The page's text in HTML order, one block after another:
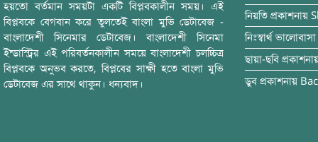
হয়তো বর্তমান সময়টা একটি বিপ্লবকালীন সময়। এই
বিপ্লবকে বেগবান করে তুলতেই বাংলা মুভি ডেটাবেজ -
বাংলাদেশী সিনেমার ডেটাবেজ। বাংলাদেশী সিনেমা
ইন্ডাস্ট্রির এই পরিবর্তনকালীন সময়ে বাংলাদেশী চলচ্চিত্র
বিপ্লবকে অনুভব করতে, বিপ্লবের সাক্ষী হতে বাংলা মুভি
ডেটাবেজ এর সাথে থাকুন। ধন্যবাদ।
নিয়তি প্রকাশনায়
নিঃস্বার্থ ভালোবাসা
ছায়া-ছবি
ডুব প্রকাশনায়